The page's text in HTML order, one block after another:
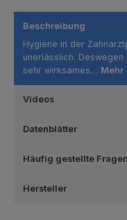
Beschreibung
Hygiene in der
unerlässlich.
sehr wirksames… Mehr
Videos
Datenblätter
Häufig gestellte Fragen
Hersteller